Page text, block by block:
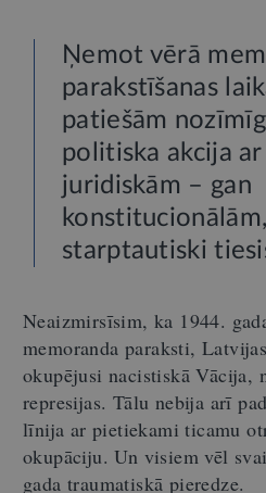
Ņemot vērā
parakstīšanas
patiešām
politiska akcija
juridiskām – gan
starptautiski
Neaizmirsīsim, ka 1944.
memoranda paraksti,
okupējusi nacistiskā Vācija,
represijas. Tālu nebija arī
līnija ar pietiekami ticamu
okupāciju. Un visiem vēl
gada traumatiskā pieredze.